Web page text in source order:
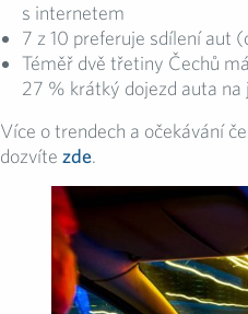
s internetem
7 z 10 preferuje sdílení aut
Téměř dvě třetiny Čechů
27 % krátký dojezd auta na
Více o trendech a očekávání
dozvíte zde.